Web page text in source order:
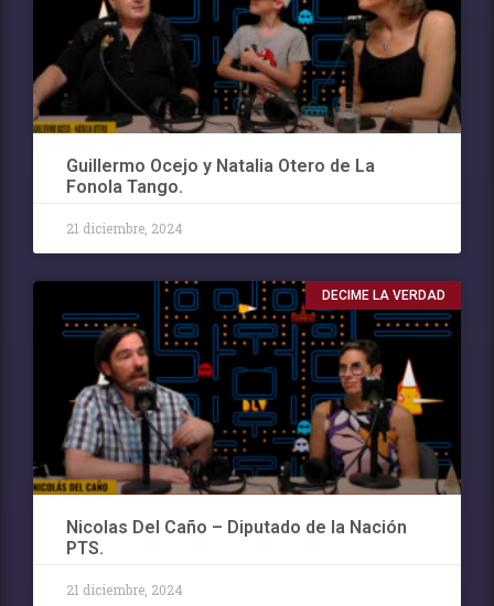
Guillermo Ocejo y Natalia Otero de La
Fonola Tango.
21 diciembre, 2024
DECIME LA VERDAD
Nicolas Del Caño – Diputado de la Nación
PTS.
21 diciembre, 2024